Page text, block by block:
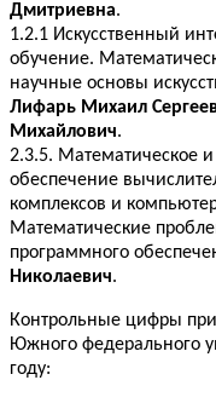
Дмитриевна.
1.2.1 Искусственный
обучение.
научные основы
Лифарь Михаил
Михайлович.
2.3.5. Математическое
обеспечение
комплексов и
Математические
программного
Николаевич.
Контрольные цифры
Южного федерального
году: